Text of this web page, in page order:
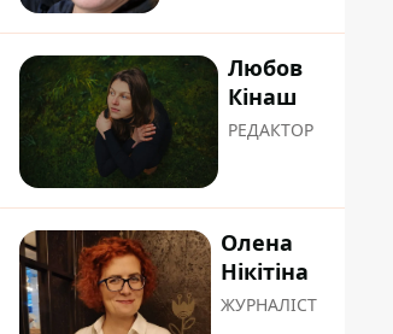
Любов
Кінаш
РЕДАКТОР
Олена
Нікітіна
ЖУРНАЛІСТ